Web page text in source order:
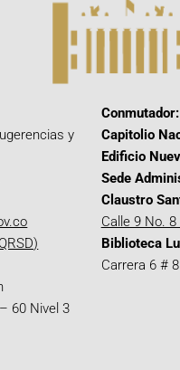
y
60 Nivel 3
Conmutador:
Capitolio
Edificio
Sede
Claustro
Calle 9 No.
Biblioteca
Carrera 6 #